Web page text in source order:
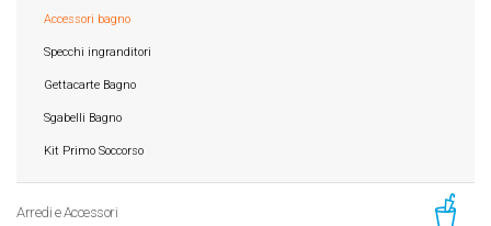
Accessori bagno
Specchi ingranditori
Gettacarte Bagno
Sgabelli Bagno
Kit Primo Soccorso
Arredi e Accessori